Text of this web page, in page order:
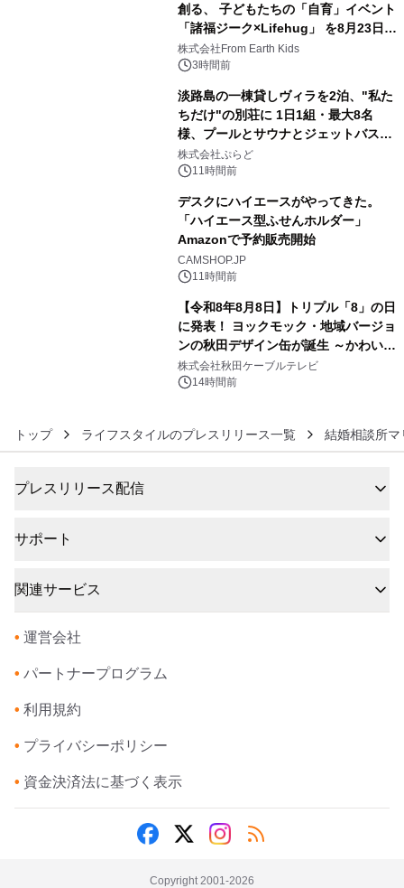
創る、 子どもたちの「自育」イベント
「諸福ジーク×Lifehug」 を8月23日
(日)開催
株式会社From Earth Kids
3時間前
淡路島の一棟貸しヴィラを2泊、"私た
ちだけ"の別荘に 1日1組・最大8名
様、プールとサウナとジェットバス付
きで Villa Mon Temps AWAJIの連泊
素泊りプラン
株式会社ぷらど
11時間前
デスクにハイエースがやってきた。
「ハイエース型ふせんホルダー」
Amazonで予約販売開始
CAMSHOP.JP
11時間前
【令和8年8月8日】トリプル「8」の日
に発表！ ヨックモック・地域バージョ
ンの秋田デザイン缶が誕生 ～かわいい
秋田犬の子犬と秋田の四季と名所を巡
るパッケージ～ 9月1日(火)秋田県内で
株式会社秋田ケーブルテレビ
14時間前
トップ ライフスタイルのプレスリリース一覧 結婚相談所マ
プレスリリース配信
サポート
関連サービス
• 運営会社
• パートナープログラム
• 利用規約
• プライバシーポリシー
• 資金決済法に基づく表示
Copyright 2001-2026